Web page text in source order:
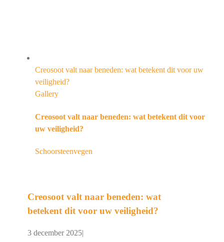
Creosoot valt naar beneden: wat betekent dit voor uw
veiligheid?
Gallery
Creosoot valt naar beneden: wat betekent dit voor
uw veiligheid?
Schoorsteenvegen
Creosoot valt naar beneden: wat
betekent dit voor uw veiligheid?
3 december 2025|